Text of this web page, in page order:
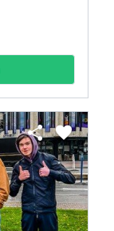
share favorite